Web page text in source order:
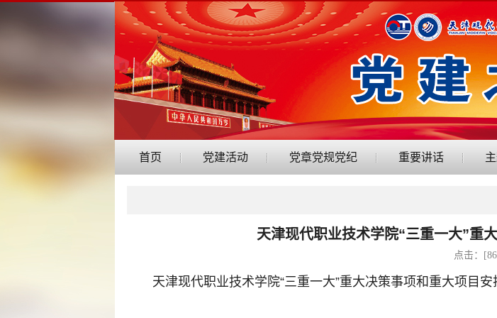
首页 党建活动 党章党规党纪 重要讲话
天津现代职业技术学院“三重一大”重
点击：[
天津现代职业技术学院“三重一大”重大决策事项和重大项目安